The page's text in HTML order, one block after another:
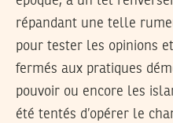
répandant une telle
pour tester les opinions
fermés aux pratiques
pouvoir ou encore les
été tentés d’opérer le